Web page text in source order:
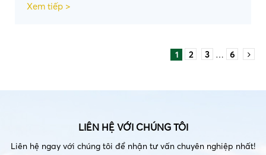
Xem tiếp >
1 2 3 … 6
LIÊN HỆ VỚI CHÚNG TÔI
Liên hệ ngay với chúng tôi để nhận tư vấn chuyên nghiệp nhất!